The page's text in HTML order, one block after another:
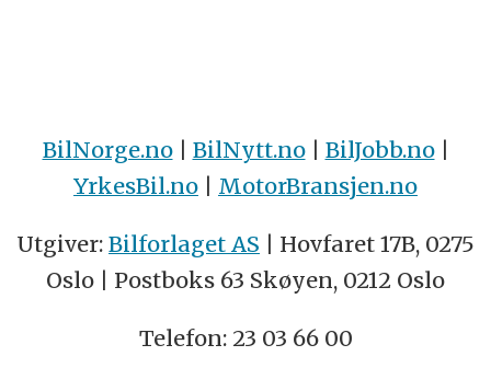
BilNorge.no| BilNytt.no| BilJobb.no|
YrkesBil.no
MotorBransjen.no
Utgiver: Bilforlaget AS | Hovfaret 17B, 0275
Oslo | Postboks 63 Skøyen, 0212 Oslo
Telefon: 23 03 66 00